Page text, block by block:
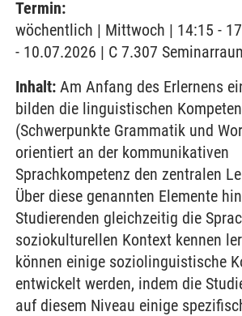
Termin:
wöchentlich | Mittwoch | 14:15 -
- 10.07.2026 | C 7.307
Inhalt: Am Anfang des Erlernens
bilden die linguistischen
(Schwerpunkte Grammatik und
orientiert an der kommunikativen
Sprachkompetenz den zentralen
Über diese genannten Elemente
Studierenden gleichzeitig die
soziokulturellen Kontext kennen
können einige soziolinguistische
entwickelt werden, indem die
auf diesem Niveau einige